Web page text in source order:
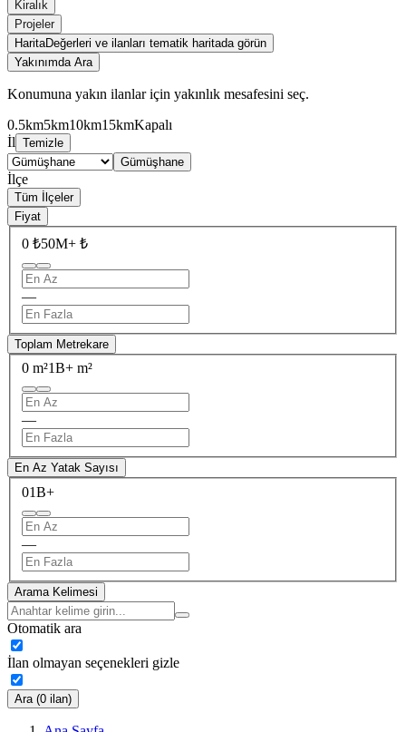
Kiralık
Projeler
HaritaDeğerleri ve ilanları tematik haritada görün
Yakınımda Ara
Konumuna yakın ilanlar için yakınlık mesafesini seç.
0.5km5km10km15kmKapalı
İl Temizle
Gümüşhane
İlçe
Tüm İlçeler
Fiyat
0 ₺50M+ ₺
—
Toplam Metrekare
0 m²1B+ m²
—
En Az Yatak Sayısı
01B+
—
Arama Kelimesi
Otomatik ara
İlan olmayan seçenekleri gizle
Ara (0 ilan)